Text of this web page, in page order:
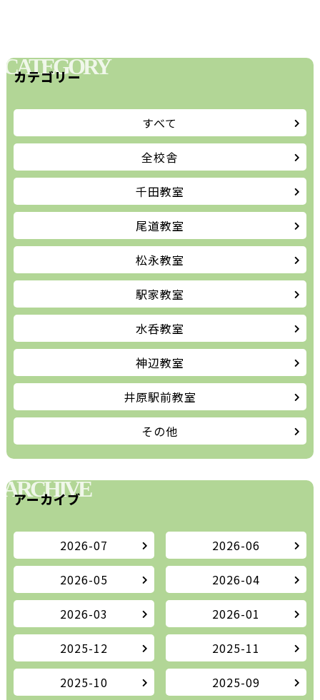
CATEGORY
カテゴリー
すべて
全校舎
千田教室
尾道教室
松永教室
駅家教室
水呑教室
神辺教室
井原駅前教室
その他
ARCHIVE
アーカイブ
2026-07
2026-06
2026-05
2026-04
2026-03
2026-01
2025-12
2025-11
2025-10
2025-09